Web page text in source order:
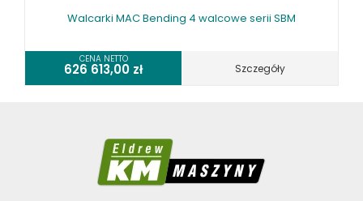
Walcarki MAC Bending 4 walcowe serii SBM
CENA NETTO
626 613,00 zł Szczegóły